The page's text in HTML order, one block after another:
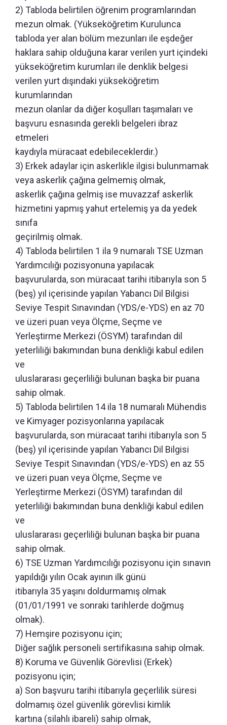
2) Tabloda belirtilen öğrenim programlarından
mezun olmak. (Yükseköğretim Kurulunca
tabloda yer alan bölüm mezunları ile eşdeğer
haklara sahip olduğuna karar verilen yurt içindeki
yükseköğretim kurumları ile denklik belgesi
verilen yurt dışındaki yükseköğretim
kurumlarından
mezun olanlar da diğer koşulları taşımaları ve
başvuru esnasında gerekli belgeleri ibraz
etmeleri
kaydıyla müracaat edebileceklerdir.)
3) Erkek adaylar için askerlikle ilgisi bulunmamak
veya askerlik çağına gelmemiş olmak,
askerlik çağına gelmiş ise muvazzaf askerlik
hizmetini yapmış yahut ertelemiş ya da yedek
sınıfa
geçirilmiş olmak.
4) Tabloda belirtilen 1 ila 9 numaralı TSE Uzman
Yardımcılığı pozisyonuna yapılacak
başvurularda, son müracaat tarihi itibarıyla son 5
(beş) yıl içerisinde yapılan Yabancı Dil Bilgisi
Seviye Tespit Sınavından (YDS/e-YDS) en az 70
ve üzeri puan veya Ölçme, Seçme ve
Yerleştirme Merkezi (ÖSYM) tarafından dil
yeterliliği bakımından buna denkliği kabul edilen
ve
uluslararası geçerliliği bulunan başka bir puana
sahip olmak.
5) Tabloda belirtilen 14 ila 18 numaralı Mühendis
ve Kimyager pozisyonlarına yapılacak
başvurularda, son müracaat tarihi itibarıyla son 5
(beş) yıl içerisinde yapılan Yabancı Dil Bilgisi
Seviye Tespit Sınavından (YDS/e-YDS) en az 55
ve üzeri puan veya Ölçme, Seçme ve
Yerleştirme Merkezi (ÖSYM) tarafından dil
yeterliliği bakımından buna denkliği kabul edilen
ve
uluslararası geçerliliği bulunan başka bir puana
sahip olmak.
6) TSE Uzman Yardımcılığı pozisyonu için sınavın
yapıldığı yılın Ocak ayının ilk günü
itibarıyla 35 yaşını doldurmamış olmak
(01/01/1991 ve sonraki tarihlerde doğmuş
olmak).
7) Hemşire pozisyonu için;
Diğer sağlık personeli sertifikasına sahip olmak.
8) Koruma ve Güvenlik Görevlisi (Erkek)
pozisyonu için;
a) Son başvuru tarihi itibarıyla geçerlilik süresi
dolmamış özel güvenlik görevlisi kimlik
kartına (silahlı ibareli) sahip olmak,